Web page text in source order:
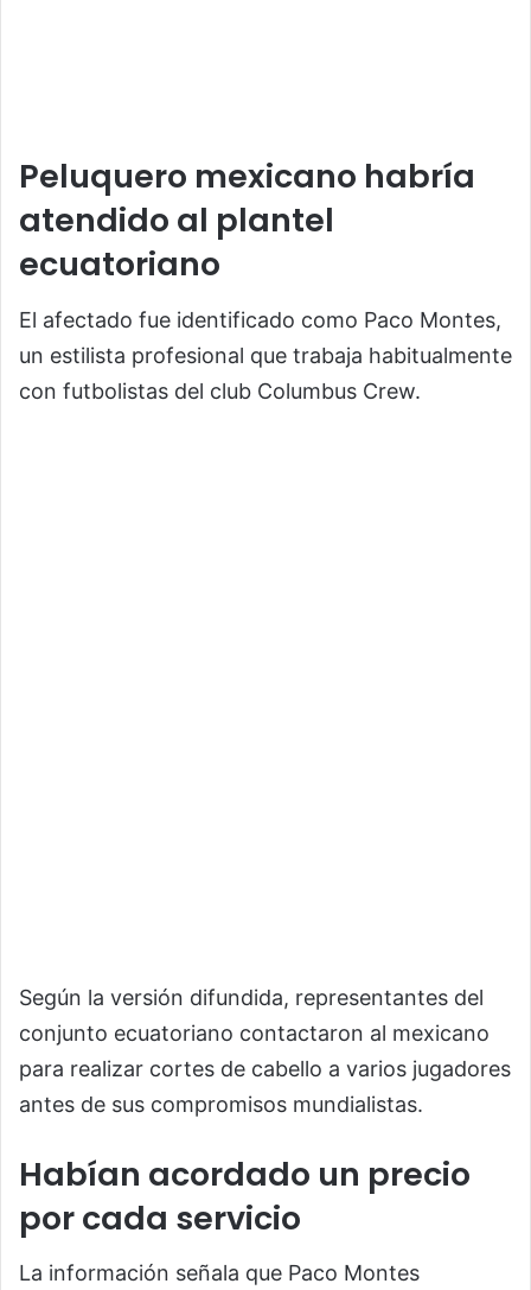
Peluquero mexicano habría
atendido al plantel
ecuatoriano
El afectado fue identificado como Paco Montes,
un estilista profesional que trabaja habitualmente
con futbolistas del club Columbus Crew.
Según la versión difundida, representantes del
conjunto ecuatoriano contactaron al mexicano
para realizar cortes de cabello a varios jugadores
antes de sus compromisos mundialistas.
Habían acordado un precio
por cada servicio
La información señala que Paco Montes